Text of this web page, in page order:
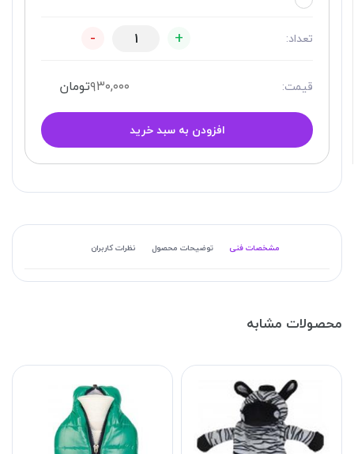
تعداد: +
-
قیمت: ۹۳۰,۰۰۰تومان
افزودن به سبد خرید
مشخصات فنی توضیحات محصول نظرات کاربران
محصولات مشابه